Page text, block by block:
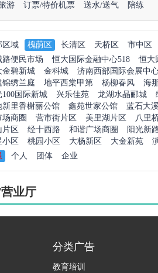
游 订票/特价机票 送水/送气 陪练
区域 槐荫区 长清区 天桥区 市中区
路便民市场
恒大国际金融中心518 恒大
金碧新城
金科城 济南西部国际会展中
锦绣兰庭
地平西棠甲第 杨柳春风 海
100国际新城
兴乐佳苑 龙湖水晶郦城
新里香榭丽公馆
鑫苑世家公馆 蓝石大
场商圈
营市街片区 美里湖片区 八里
片区
经十西路 和谐广场商圈 阳光新
小区
桃园小区 大杨新区 大金新苑
个人 团体 企业
业厅
分类广告
教育培训